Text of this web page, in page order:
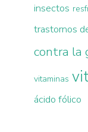
insectos
trastornos
contra la
vitaminas
ácido fólico